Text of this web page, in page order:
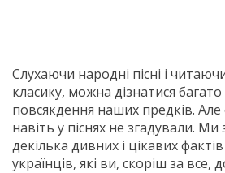
Слухаючи народні пісні і
класику, можна дізнатися
повсякдення наших предків. Але
навіть у піснях не згадували. Ми
декілька дивних і цікавих
українців, які ви, скоріш за все,